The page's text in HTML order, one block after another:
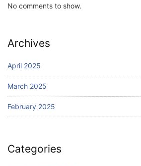
No comments to show.
Archives
April 2025
March 2025
February 2025
Categories